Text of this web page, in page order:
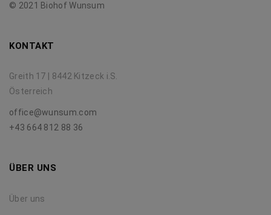
© 2021 Biohof Wunsum
KONTAKT
Greith 17 | 8442 Kitzeck i.S.
Österreich
office@wunsum.com
+43 664 812 88 36
ÜBER UNS
Über uns